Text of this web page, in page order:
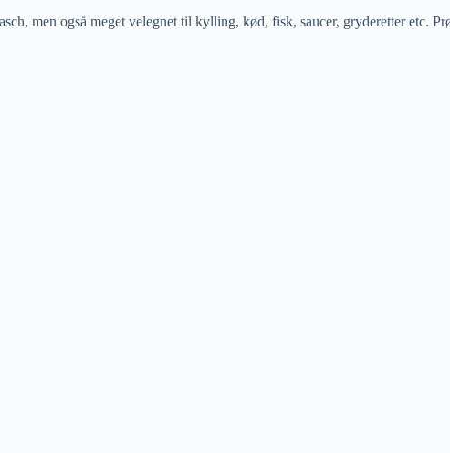
men også meget velegnet til kylling, kød, fisk, saucer, gryderetter etc.